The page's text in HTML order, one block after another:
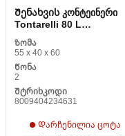
Შენახვის კონტეინერი
Tontarelli 80 L
გამჭვირვალეა (59 X 39 x
48 სმ)
Ზომა
55 x 40 x 60
Წონა
2
Შტრიხკოდი
8009404234631
Დარჩენილია ცოტა